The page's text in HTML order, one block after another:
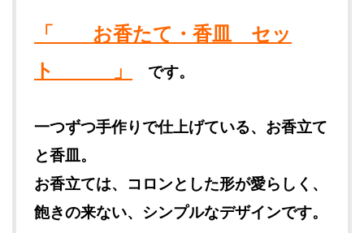
「 お香たて・香皿 セッ
ト 」
です。
一つずつ手作りで仕上げている、お香立て
と香皿。
お香立ては、コロンとした形が愛らしく、
飽きの来ない、シンプルなデザインです。